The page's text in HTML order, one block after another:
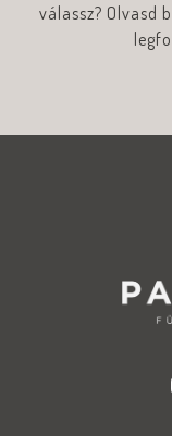
válassz? Olvasd